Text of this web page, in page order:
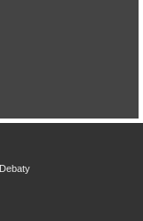
Debaty